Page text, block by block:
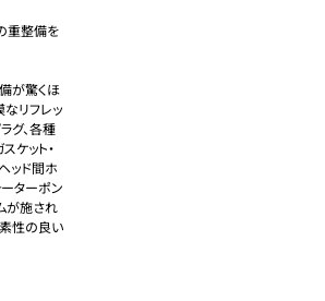
重整備を
が驚くほ
リフレッ
グ、各種
ケット・
ッド間ホ
ターポン
が施され
性の良い